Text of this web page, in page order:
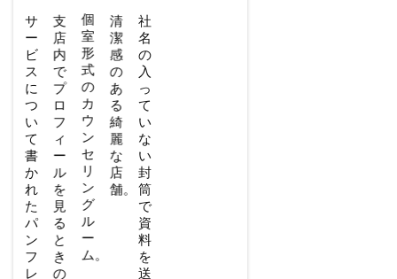
サ
ー
ビ
ス
に
つ
い
て
書
か
れ
た
パ
ン
フ
レ
支
店
内
で
プ
ロ
フ
ィ
ー
ル
を
見
る
と
き
の
個
室
形
式
の
カ
ウ
ン
セ
リ
ン
グ
ル
ー
ム。
清
潔
感
の
あ
る
綺
麗
な
店
舗。
社
名
の
入
っ
て
い
な
い
封
筒
で
資
料
を
送